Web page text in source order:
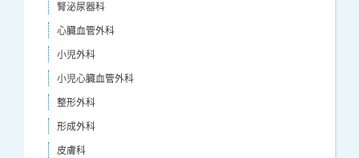
腎泌尿器科
心臓血管外科
小児外科
小児心臓血管外科
整形外科
形成外科
皮膚科